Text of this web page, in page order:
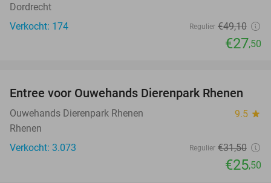
Dordrecht
Verkocht: 174
Regulier €49,10
€27,50
19%
Entree voor Ouwehands Dierenpark Rhenen
Ouwehands Dierenpark Rhenen 9.5 star
Rhenen
Verkocht: 3.073
Regulier €31,50
€25,50